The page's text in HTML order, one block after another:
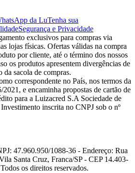
da LuTenha sua
Segurança e Privacidade
exclusivos para compras via
lojas físicas. Ofertas válidas na compra
por cliente, até o término dos nossos
os produtos apresentem divergências de
sacola de compras.
correspondente no País, nos termos da
e encaminha propostas de cartão de
para a Luizacred S.A Sociedade de
inscrita no CNPJ sob o nº
47.960.950/1088-36 - Endereço: Rua
Santa Cruz, Franca/SP - CEP 14.403-
os direitos reservados.